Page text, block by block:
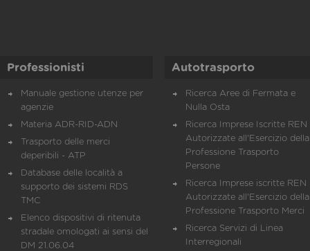
Professionisti
Manuale gestione utenze per
agenzie
Materia ADR-RID-ADN
Trasporto delle merci
deperibili - ATP
Database delle località a
supporto dei sistemi RDS
TMC
Elenco dispositivi di ritenuta
stradale omologati ai sensi del
DM 21.06.04
Autotrasporto
Ricerca Aree di Fermata e
Nulla Osta
Ricerca Imprese Iscritte REN
Autorizzate all'Esercizio della
Professione Trasporto
Persone
Ricerca Imprese iscritte REN
Autorizzate all'Esercizio della
Professione Trasporto Merci
Ricerca Servizi di Linea
Interregionali